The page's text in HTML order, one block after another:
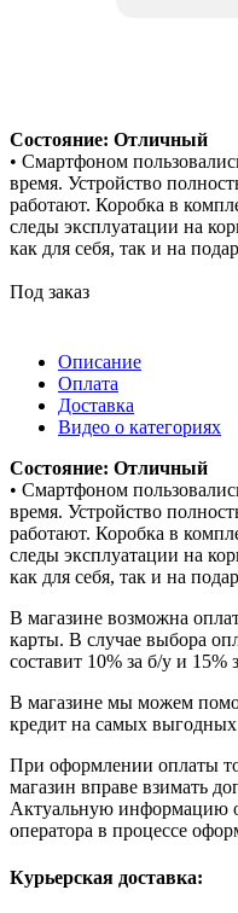
Состояние: Отличный
• Смартфоном
время. Устройство
работают. Коробка в
следы эксплуатации на
как для себя, так и на
Под заказ
Описание
Оплата
Доставка
Видео о категориях
Состояние: Отличный
• Смартфоном
время. Устройство
работают. Коробка в
следы эксплуатации на
как для себя, так и на
В магазине возможна
карты. В случае выбора
составит 10% за б/у и 15%
В магазине мы можем
кредит на самых
При оформлении оплаты
магазин вправе взимать
Актуальную информацию
оператора в процессе
Курьерская доставка: